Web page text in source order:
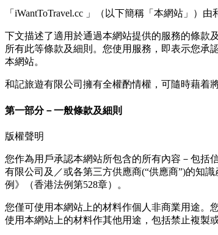
「iWantToTravel.cc 」（以下簡稱「本網站」）
下文描述了適⽤於通過本網站提供的服務的條款
所有此等條款及細則。您使⽤服務，即表⽰您承
本網站。
和記旅遊有限公司擁有全權酌情權，可隨時藉着
第⼀部分－⼀般條款及細則
版權聲明
您作為⽤⼾承認本網站所包含的所有內容－包括
有限公司及／或各第三⽅供應商(“供應商”)的知
例》（香港法例第528章）。
您僅可使⽤本網站上的材料作個⼈非商業⽤途。
使⽤本網站上的材料作其他⽤途，包括禁⽌複製